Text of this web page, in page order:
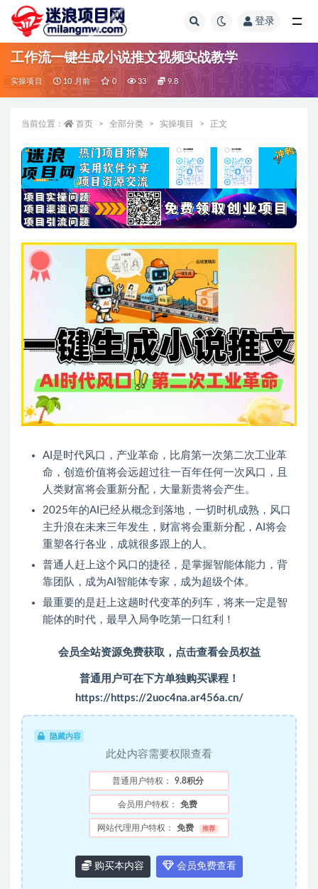
登录
工作流一键生成小说推文视频实战教学
实操项目 10 月前 0 33 9.8
当前位置： 首页 全部分类 实操项目 正文
AI是时代风口，产业革命，比肩第一次第二次工业革
命，创造价值将会远超过往一百年任何一次风口，且
人类财富将会重新分配，大量新贵将会产生。
2025年的AI已经从概念到落地，一切时机成熟，风口
主升浪在未来三年发生，财富将会重新分配，AI将会
重塑各行各业，成就很多跟上的人。
普通人赶上这个风口的捷径，是掌握智能体能力，背
靠团队，成为AI智能体专家，成为超级个体。
最重要的是赶上这趟时代变革的列车，将来一定是智
能体的时代，最早入局争吃第一口红利！
会员全站资源免费获取，点击查看会员权益
普通用户可在下方单独购买课程！
https://https://2uoc4na.ar456a.cn/
隐藏内容
此处内容需要权限查看
普通用户特权： 9.8积分
会员用户特权： 免费
网站代理用户特权： 免费 推荐
购买本内容 会员免费查看
全部